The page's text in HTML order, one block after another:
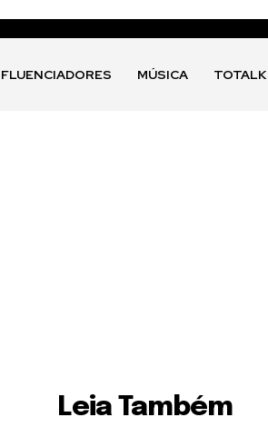
MÚSICA TOTALK
Leia Também